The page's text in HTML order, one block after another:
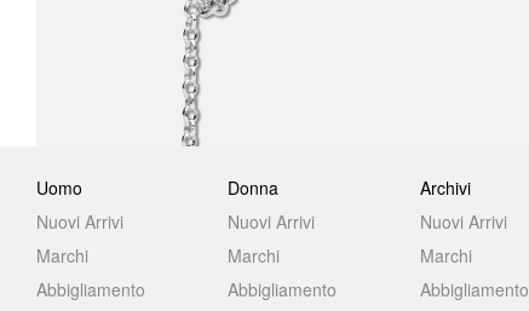
Uomo
Nuovi Arrivi
Marchi
Abbigliamento
Donna
Nuovi Arrivi
Marchi
Abbigliamento
Archivi
Nuovi Arrivi
Marchi
Abbigliamento